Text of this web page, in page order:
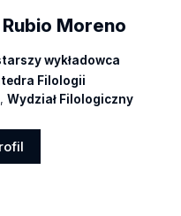
Rubio Moreno
wykładowca
Filologii
,Wydział Filologiczny